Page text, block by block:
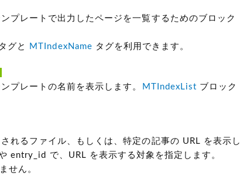
プレートで出力したページを一覧するためのブロック
タグと MTIndexName タグを利用できます。
プレートの名前を表示します。 MTIndexList ブロック
れるファイル、もしくは、特定の記事の URL を表示し
entry_id で、URL を表示する対象を指定します。
せん。